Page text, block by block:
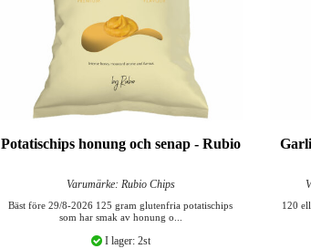
Potatischips honung och senap - Rubio
Varumärke: Rubio Chips
Bäst före 29/8-2026 125 gram glutenfria potatischips
som har smak av honung o...
I lager: 2st
120